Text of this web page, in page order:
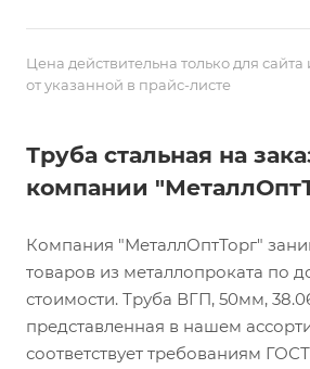
Цена действительна только для сайта
от указанной в прайс-листе
Труба стальная на
компании
Компания "МеталлОптТорг"
товаров из металлопроката по
стоимости. Труба ВГП, 50мм,
представленная в нашем
соответствует требованиям